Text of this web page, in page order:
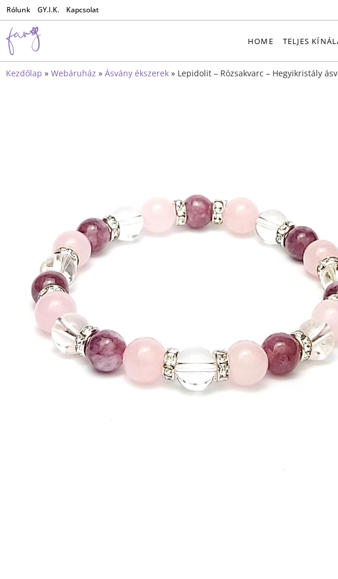
Rólunk GY.I.K. Kapcsolat
HOME TELJES
Kezdőlap » Webáruház » Ásvány ékszerek » Lepidolit – Rózsakvarc – Hegyikristály